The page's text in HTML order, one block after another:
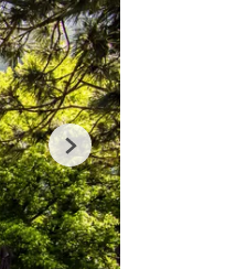
Next